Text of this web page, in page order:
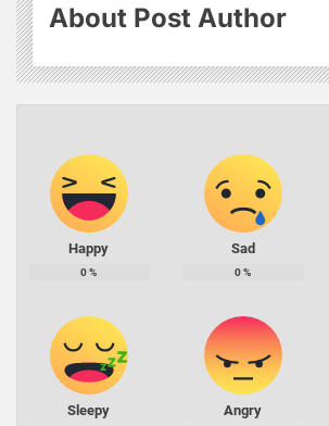
About Post Author
Happy
0%
Sad
0%
Sleepy Angry